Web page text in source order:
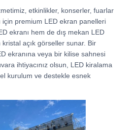
etkinlikler, konserler, fuarlar
için premium LED ekran panelleri
ekranı hem de dış mekan LED
açık görseller sunar. Bir
ekranına veya bir kilise sahnesi
ihtiyacınız olsun, LED kiralama
kurulum ve destekle esnek